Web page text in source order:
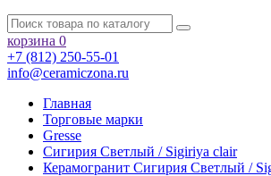
корзина 0
+7 (812) 250-55-01
info@ceramiczona.ru
Главная
Торговые марки
Gresse
Сигирия Светлый / Sigiriya clair
Керамогранит Сигирия Светлый /